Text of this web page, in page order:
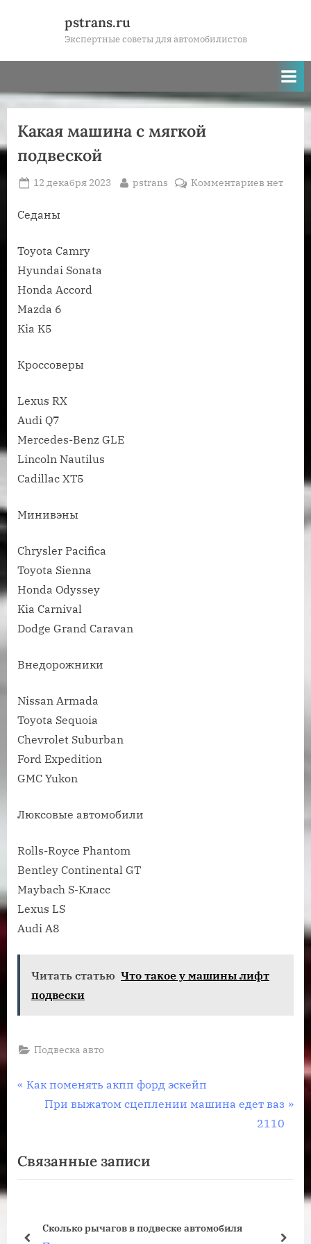
pstrans.ru
Экспертные советы для автомобилистов
Какая машина с мягкой
подвеской
Posted
12 декабря 2023 By
pstrans Комментариевкнет
Седаны
Toyota Camry
Hyundai Sonata
Honda Accord
Mazda 6
Kia K5
Кроссоверы
Lexus RX
Audi Q7
Mercedes-Benz GLE
Lincoln Nautilus
Cadillac XT5
Минивэны
Chrysler Pacifica
Toyota Sienna
Honda Odyssey
Kia Carnival
Dodge Grand Caravan
Внедорожники
Nissan Armada
Toyota Sequoia
Chevrolet Suburban
Ford Expedition
GMC Yukon
Люксовые автомобили
Rolls-Royce Phantom
Bentley Continental GT
Maybach S-Класс
Lexus LS
Audi A8
Читать статью Что такое у машины лифт
подвески
Подвеска авто
Навигация
П
ы
д
а
Как поменять акпп форд эскейп
С
д
у
При выжатом сцеплении машина едет ваз
2110
Связанные записи
Сколько рычагов в подвеске автомобиля